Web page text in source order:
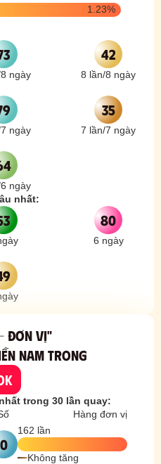
1.23%
8 ngày
42
8 lần/8 ngày
7 ngày
35
7 lần/7 ngày
6 ngày
nhất:
80
6 ngày
ĐƠN VỊ"
NAMTRONG
trong 30 lần quay:
Hàng đơn vị
0
162 lần
Không tăng